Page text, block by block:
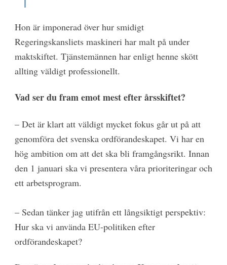
Hon är imponerad över hur smidigt
Regeringskansliets maskineri har malt på under
maktskiftet. Tjänstemännen har enligt henne skött
allting väldigt professionellt.
Vad ser du fram emot mest efter årsskiftet?
– Det är klart att väldigt mycket fokus går ut på att
genomföra det svenska ordförandeskapet. Vi har en
hög ambition om att det ska bli framgångsrikt. Innan
den 1 januari ska vi presentera våra prioriteringar och
ett arbetsprogram.
– Sedan tänker jag utifrån ett långsiktigt perspektiv:
Hur ska vi använda EU-politiken efter
ordförandeskapet?